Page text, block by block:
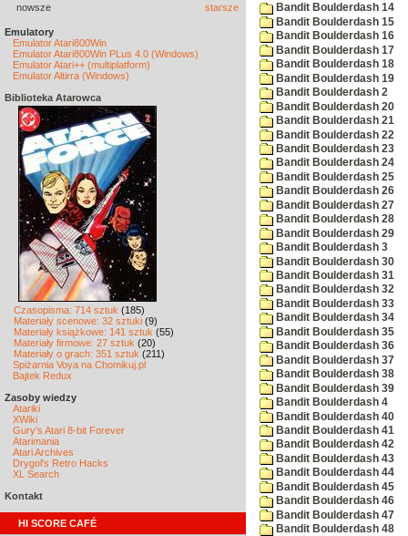
nowsze starsze
Emulatory
Emulator Atari800Win
Emulator Atari800Win PLus 4.0 (Windows)
Emulator Atari++ (multiplatform)
Emulator Altirra (Windows)
Biblioteka Atarowca
Czasopisma: 714 sztuk (185)
Materiały scenowe: 32 sztuki (9)
Materiały książkowe: 141 sztuk (55)
Materiały firmowe: 27 sztuk (20)
Materiały o grach: 351 sztuk (211)
Spiżarnia Voya na Chomikuj.pl
Bajtek Redux
Zasoby wiedzy
Atariki
XWiki
Gury's Atari 8-bit Forever
Atarimania
Atari Archives
Drygol's Retro Hacks
XL Search
Kontakt
HI SCORE CAFÉ
Bandit Boulderdash 14
Bandit Boulderdash 15
Bandit Boulderdash 16
Bandit Boulderdash 17
Bandit Boulderdash 18
Bandit Boulderdash 19
Bandit Boulderdash 2
Bandit Boulderdash 20
Bandit Boulderdash 21
Bandit Boulderdash 22
Bandit Boulderdash 23
Bandit Boulderdash 24
Bandit Boulderdash 25
Bandit Boulderdash 26
Bandit Boulderdash 27
Bandit Boulderdash 28
Bandit Boulderdash 29
Bandit Boulderdash 3
Bandit Boulderdash 30
Bandit Boulderdash 31
Bandit Boulderdash 32
Bandit Boulderdash 33
Bandit Boulderdash 34
Bandit Boulderdash 35
Bandit Boulderdash 36
Bandit Boulderdash 37
Bandit Boulderdash 38
Bandit Boulderdash 39
Bandit Boulderdash 4
Bandit Boulderdash 40
Bandit Boulderdash 41
Bandit Boulderdash 42
Bandit Boulderdash 43
Bandit Boulderdash 44
Bandit Boulderdash 45
Bandit Boulderdash 46
Bandit Boulderdash 47
Bandit Boulderdash 48